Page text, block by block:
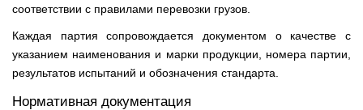
соответствии с правилами перевозки грузов.
Каждая партия сопровождается документом о качестве с
указанием наименования и марки продукции, номера партии,
результатов испытаний и обозначения стандарта.
Нормативная документация